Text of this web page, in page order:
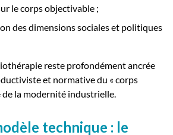
le corps objectivable ;
des dimensions sociales et politiques
reste profondément ancrée
et normative du « corps
la modernité industrielle.
technique : le